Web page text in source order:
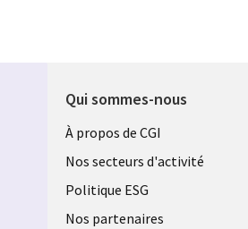
Qui sommes-nous
Useful
links
FRANCE
À propos de CGI
Nos secteurs d'activité
Politique ESG
Nos partenaires